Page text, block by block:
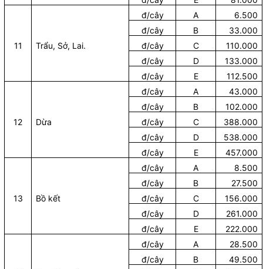
11 Trẩu, Sở, Lai.
đ/cây A
6.500
đ/cây
B
33.000
đ/cây
C
110.000
đ/cây
D
133.000
đ/cây
E 112.500
12 Dừa
đ/cây A
43.000
đ/cây
B
102.000
đ/cây
C
388.000
đ/cây
D
538.000
đ/cây
E 457.000
13 Bồ kết
đ/cây A
8.500
đ/cây
B
27.500
đ/cây
C
156.000
đ/cây
D
261.000
đ/cây
E 222.000
đ/cây A
28.500
đ/cây
B
49.500